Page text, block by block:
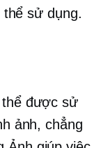
sử dụng.
thể được sử
ảnh, chẳng